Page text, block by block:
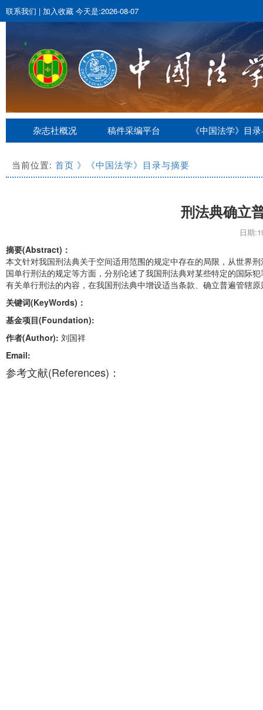
联系我们 | 加入收藏 今天是:2026-08-07
杂志社概况 稿件采编平台 《中国法学》目
当前位置: 首页 》《中国法学》目录与摘要
刑法典确立
日期
摘要(Abstract)：
本文针对我国刑法典关于空间适用范围的规定中存在的局限，从世界
国单行刑法的规定等方面，分别论述了我国刑法典对某些特定的国际
有关单行刑法的内容，在我国刑法典中增设适当条款、确立普遍管辖
关键词(KeyWords)：
基金项目(Foundation):
作者(Author): 刘国祥
Email:
参考文献(References)：